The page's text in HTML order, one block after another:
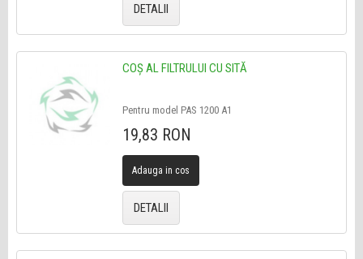
DETALII
COŞ AL FILTRULUI CU SITĂ
Pentru model PAS 1200 A1
19,83 RON
Adauga in cos
DETALII